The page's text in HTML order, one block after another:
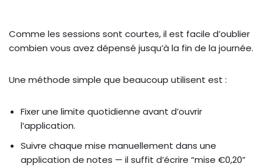
Comme les sessions sont courtes, il est facile d’oublier
combien vous avez dépensé jusqu’à la fin de la journée.
Une méthode simple que beaucoup utilisent est :
Fixer une limite quotidienne avant d’ouvrir
l’application.
Suivre chaque mise manuellement dans une
application de notes — il suffit d’écrire “mise €0,20”